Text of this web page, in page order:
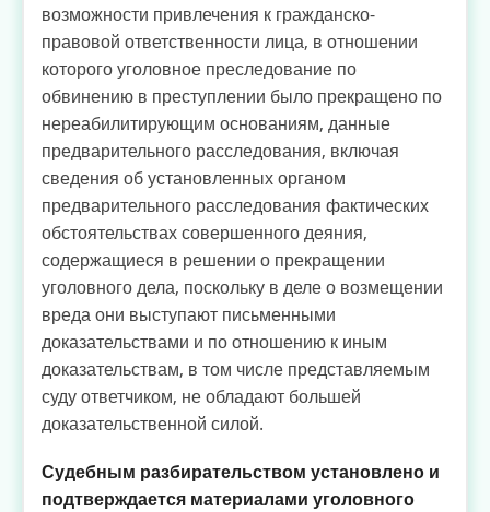
возможности привлечения к гражданско-
правовой ответственности лица, в отношении
которого уголовное преследование по
обвинению в преступлении было прекращено по
нереабилитирующим основаниям, данные
предварительного расследования, включая
сведения об установленных органом
предварительного расследования фактических
обстоятельствах совершенного деяния,
содержащиеся в решении о прекращении
уголовного дела, поскольку в деле о возмещении
вреда они выступают письменными
доказательствами и по отношению к иным
доказательствам, в том числе представляемым
суду ответчиком, не обладают большей
доказательственной силой.
Судебным разбирательством установлено и
подтверждается материалами уголовного